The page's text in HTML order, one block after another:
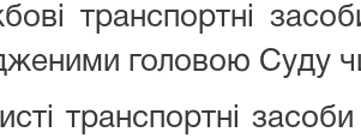
транспортні
головою Суду
транспортні